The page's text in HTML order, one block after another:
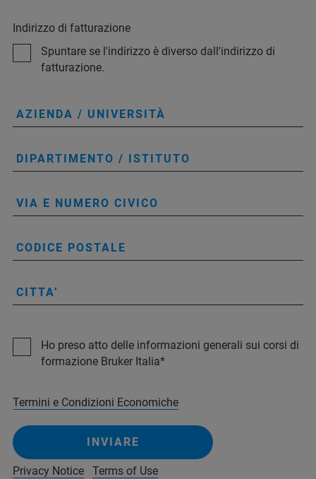
Indirizzo di fatturazione
Spuntare se l'indirizzo è diverso dall'indirizzo di
fatturazione.
AZIENDA / UNIVERSITÀ
DIPARTIMENTO / ISTITUTO
VIA E NUMERO CIVICO
CODICE POSTALE
CITTA’
Ho preso atto delle informazioni generali sui corsi di
formazione Bruker Italia
Termini e Condizioni Economiche
INVIARE
Privacy Notice Terms of Use